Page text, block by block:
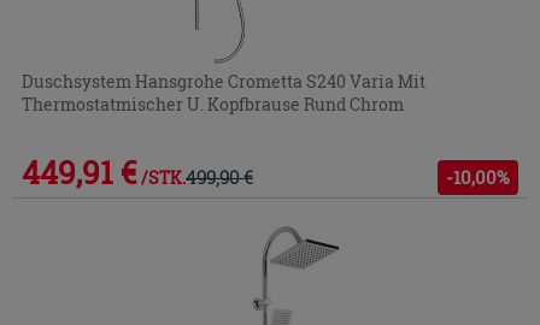
Duschsystem Hansgrohe Crometta S240 Varia Mit
Thermostatmischer U. Kopfbrause Rund Chrom
449,91 € /STK.499,90 € -10,00%